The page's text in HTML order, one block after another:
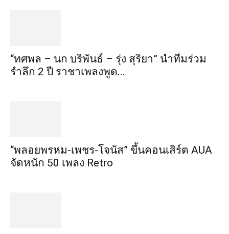
“ทศพล – นก บริพันธ์ – รุ่ง สุริยา” นำทีมร่วม
รำลึก 2 ปี ราชาเพลงพูด...
“พลอยพรหม-เพชร-โจนัส” ขึ้นคอนเสิร์ต AUA
จัดหนัก 50 เพลง Retro